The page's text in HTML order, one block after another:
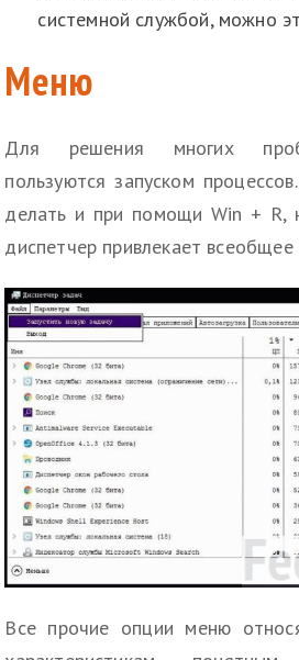
системной службой, можно
Меню
Для решения многих
пользуются запуском
делать и при помощи Win + R,
диспетчер привлекает всеобщее
Все прочие опции меню